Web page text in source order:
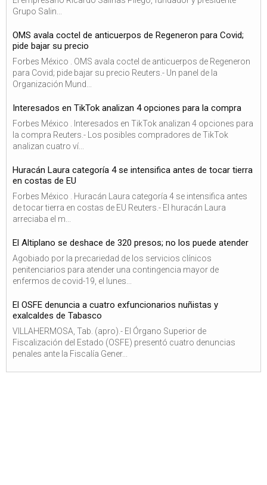
Grupo Salin...
OMS avala coctel de anticuerpos de Regeneron para Covid;
pide bajar su precio
Forbes México . OMS avala coctel de anticuerpos de Regeneron
para Covid; pide bajar su precio Reuters.- Un panel de la
Organización Mund...
Interesados en TikTok analizan 4 opciones para la compra
Forbes México . Interesados en TikTok analizan 4 opciones para
la compra Reuters.- Los posibles compradores de TikTok
analizan cuatro ví...
Huracán Laura categoría 4 se intensifica antes de tocar tierra
en costas de EU
Forbes México . Huracán Laura categoría 4 se intensifica antes
de tocar tierra en costas de EU Reuters.- El huracán Laura
arreciaba el m...
El Altiplano se deshace de 320 presos; no los puede atender
Agobiado por la precariedad de los servicios clínicos
penitenciarios para atender una contingencia mayor de
enfermos de covid-19, el lunes...
El OSFE denuncia a cuatro exfuncionarios nuñistas y
exalcaldes de Tabasco
VILLAHERMOSA, Tab. (apro).- El Órgano Superior de
Fiscalización del Estado (OSFE) presentó cuatro denuncias
penales ante la Fiscalía Gener...